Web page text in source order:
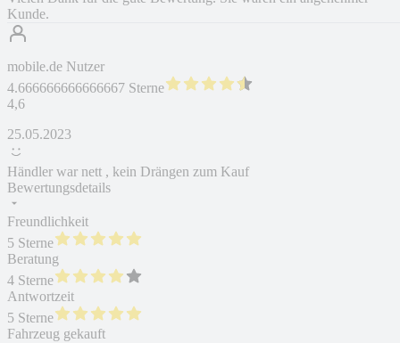
Kunde.
mobile.de Nutzer
4.666666666666667 Sterne
4,6
25.05.2023
Händler war nett , kein Drängen zum Kauf
Bewertungsdetails
Freundlichkeit
5 Sterne
Beratung
4 Sterne
Antwortzeit
5 Sterne
Fahrzeug gekauft